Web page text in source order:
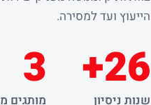
הייעוץ ועד למסירה.
26+
שנות ניסיון
3
מותגים